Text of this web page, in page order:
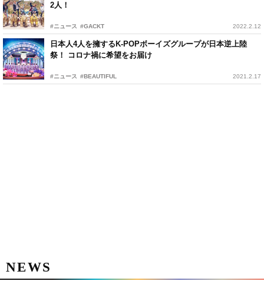
2人！
#ニュース #GACKT 2022.2.12
日本人4人を擁するK-POPボーイズグループが日本逆上陸
祭！ コロナ禍に希望をお届け
#ニュース #BEAUTIFUL 2021.2.17
NEWS